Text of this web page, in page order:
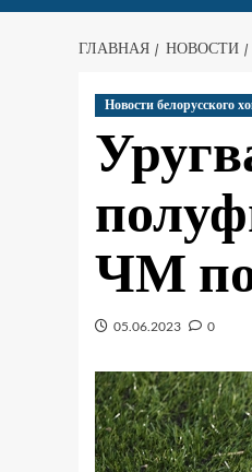
ГЛАВНАЯ НОВОСТИ
Новости белорусского
ЧМ
05.06.2023 0